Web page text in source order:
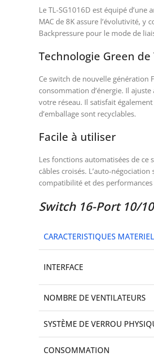
Le TL-SG1016D est équipé
MAC de 8K assure l’évolutivité,
Backpressure pour le mode de
Technologie Green de
Ce switch de nouvelle génération
consommation d’énergie. Il
votre réseau. Il satisfait
d’emballage sont recyclables.
Facile à utiliser
Les fonctions automatisées de ce
câbles croisés. L’auto-
compatibilité et des
Switch 16-Port 10/
CARACTERISTIQUES
INTERFACE
NOMBRE DE VENTILATEURS
SYSTÈME DE VERROU
CONSOMMATION